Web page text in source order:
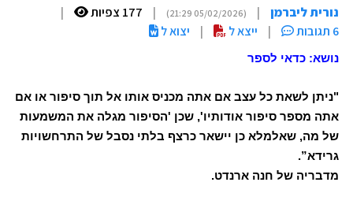
נורית ליברמן |
(05/02/2026 21:29)
| 177 צפיות
|
6 תגובות
| ייצא ל | יצוא ל
נושא: כדאי לספר
"ניתן לשאת כל עצב אם אתה מכניס אותו אל תוך סיפור או אם
אתה מספר סיפור אודותיו', שכן 'הסיפור מגלה את המשמעות
של מה, שאלמלא כן יישאר כרצף בלתי נסבל של התרחשויות
גרידא”.
מדבריה של חנה ארנדט.